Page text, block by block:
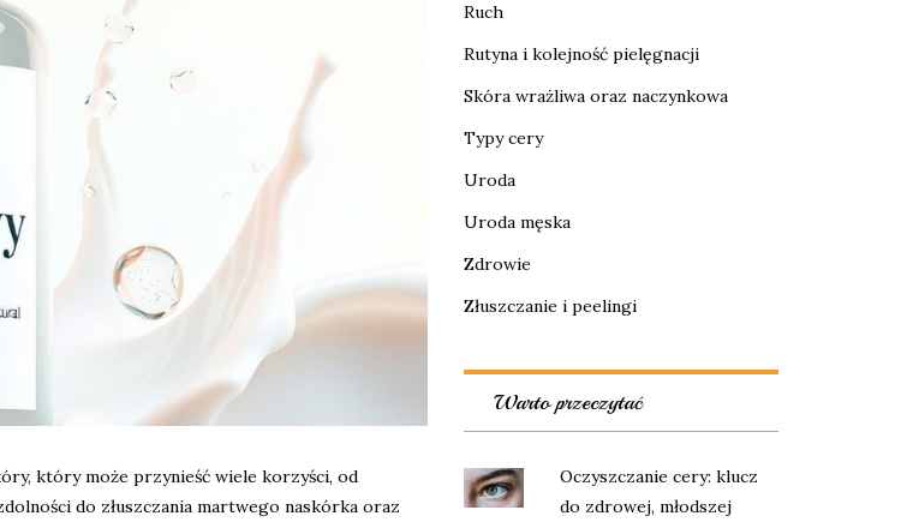
który może przynieść wiele korzyści, od
do złuszczania martwego naskórka oraz
Ruch
Rutyna i kolejność pielęgnacji
Skóra wrażliwa oraz naczynkowa
Typy cery
Uroda
Uroda męska
Zdrowie
Złuszczanie i peelingi
Warto przeczytać
Oczyszczanie cery: klucz
do zdrowej, młodszej